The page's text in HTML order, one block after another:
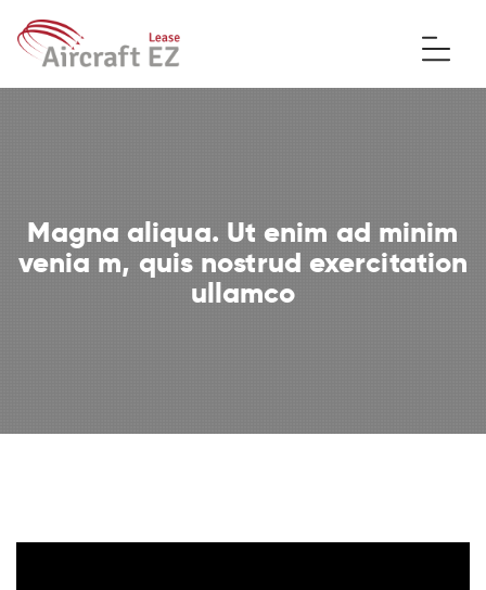
Magna aliqua. Ut enim ad minim
venia m, quis nostrud exercitation
ullamco